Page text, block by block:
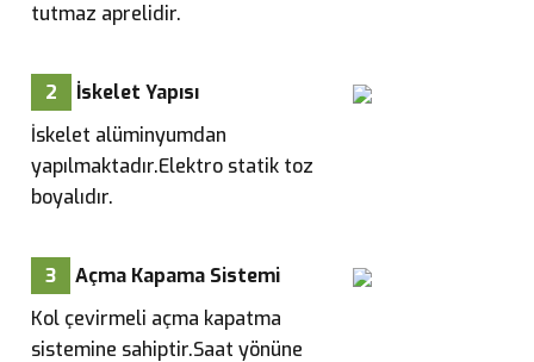
tutmaz aprelidir.
2
İskelet Yapısı
İskelet alüminyumdan
yapılmaktadır.Elektro statik toz
boyalıdır.
3
Açma Kapama Sistemi
Kol çevirmeli açma kapatma
sistemine sahiptir.Saat yönüne